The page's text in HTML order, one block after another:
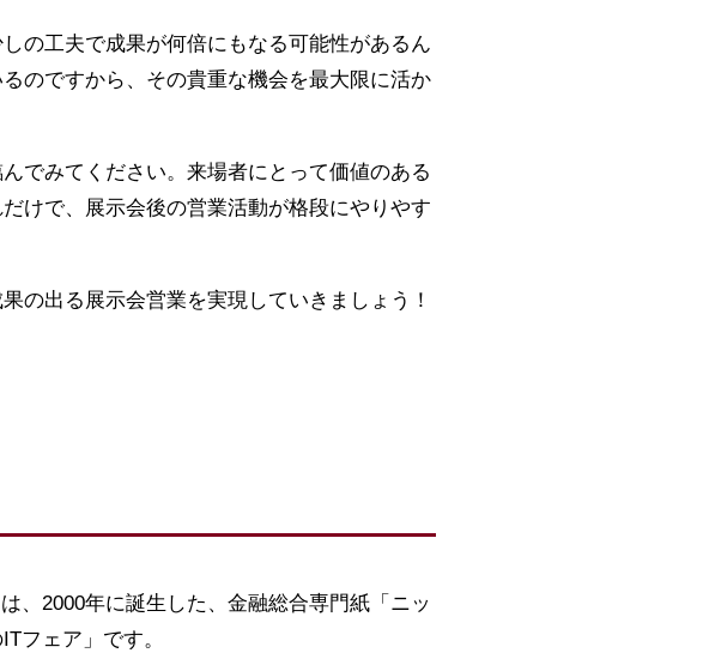
の工夫で成果が何倍にもなる可能性があるん
のですから、その貴重な機会を最大限に活か
でみてください。来場者にとって価値のある
けで、展示会後の営業活動が格段にやりやす
の出る展示会営業を実現していきましょう！
、2000年に誕生した、金融総合専門紙「ニッ
フェア」です。